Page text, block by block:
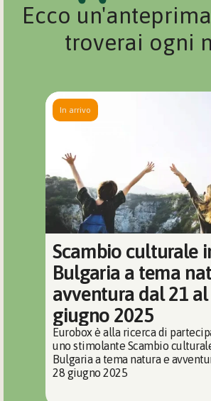
Ecco
troverai ogni
In arrivo
Scambio culturale
Bulgaria a tema
avventura dal 21 al
giugno 2025
Eurobox è alla ricerca di
uno stimolante Scambio
Bulgaria a tema natura e
28 giugno 2025